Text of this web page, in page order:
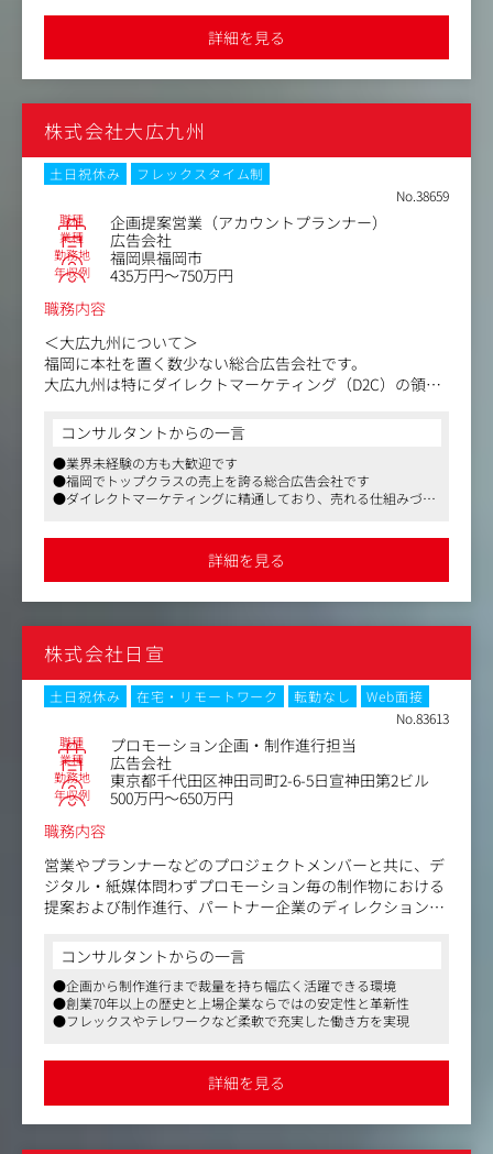
将来的には後輩の育成など、マネジメント領域へのステッ
プアップも想定しています。
・提案書・企画書の作成、要件整理
・社内ディレクター・制作担当と連携した進行管理、導入
後の改善提案および追加提案
詳細を見る
株式会社大広九州
土日祝休み
フレックスタイム制
No.38659
職種 企画提案営業（アカウントプランナー）
業種 広告会社
勤務地 福岡県福岡市
年収例
435万円～750万円
職務内容
＜大広九州について＞
福岡に本社を置く数少ない総合広告会社です。
大広九州は特にダイレクトマーケティング（D2C）の領域
九州エリア内の広告会社としてもトップクラスの売上規模
を持つ会社です。
＜お任せしたいお仕事＞
クライアントの抱える課題に対し、広告・プロモーション
お客様のビジネスを深く理解し、その成長を最大化するた
んでいけることが同社の強みです。
＜具体的な仕事内容＞
クライアントの経営課題やマーケティング課題、市場環
境、競合状況などを深くヒアリングし、根本的な課題を特
定、及び分析します。
●戦略立案・企画提案
特定した課題に対し、クリエイティブ、メディア、デジタ
ル、PR、イベントなど多岐にわたるソリューションを組み
合わせ、
最適なコミュニケーション戦略やプロモーション企画を立
提案が採択された後、社内外の専門チーム（クリエイタ
ー、メディアプランナー、デジタルマーケター、イベント
プロデューサーなど）を統括し、プロジェクト全体の進行
管理、予算管理、品質管理を行います。クライアントと各
コンサルタントからの一言
●業界未経験の方も大歓迎です
●福岡でトップクラスの売上を誇る総合広告会社です
●ダイレクトマーケティングに精通しており、売れる仕組みづく
詳細を見る
株式会社日宣
土日祝休み 在宅・リモートワーク 転勤なし
Web面接
No.83613
職種 プロモーション企画・制作進行担当
業種 広告会社
勤務地 東京都千代田区神田司町2-6-5日宣神田第2ビル
年収例
500万円～650万円
職務内容
営業やプランナーなどのプロジェクトメンバーと共に、デ
ジタル・紙媒体問わずプロモーション毎の制作物における
提案および制作進行、パートナー企業のディレクションを
とができるので、裁量が大きくやりがいにつながります。
入社後すぐは、上長のレクチャーを受けながら、プロジェ
クトのMTG参加や営業と同行をしていただくことを想定し
ています。
・カタログ/DM/パネル等の販促物
・クライアントオリジナルグッズやノベルティ
コンサルタントからの一言
●企画から制作進行まで裁量を持ち幅広く活躍できる環境
●創業70年以上の歴史と上場企業ならではの安定性と革新性
●フレックスやテレワークなど柔軟で充実した働き方を実現
詳細を見る